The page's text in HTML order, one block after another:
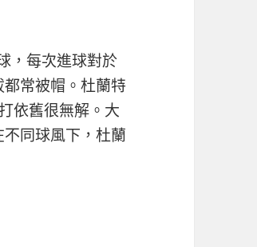
，每次進球對於
常被帽。杜蘭特
依舊很無解。大
同球風下，杜蘭